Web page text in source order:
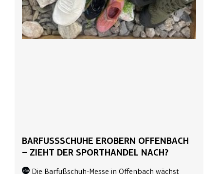
BARFUSSSCHUHE EROBERN OFFENBACH –
ZIEHT DER SPORTHANDEL NACH?
Die Barfußschuh-Messe in Offenbach wächst